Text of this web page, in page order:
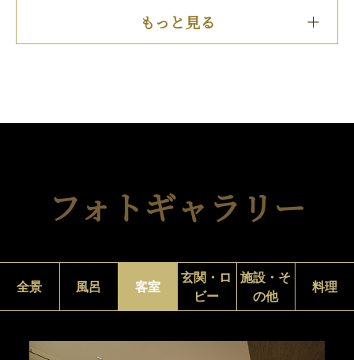
もっと見る
フォトギャラリー
全景 風呂 客室
玄関・ロ
ビー
施設・そ
の他
料理